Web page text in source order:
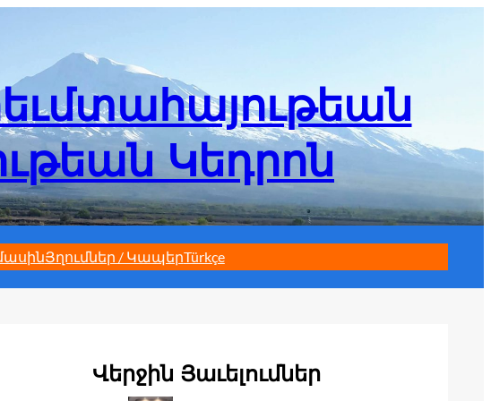
Կեդրոն
Յղումներ / ԿապերTürkçe
Վերջին Յաւելումներ